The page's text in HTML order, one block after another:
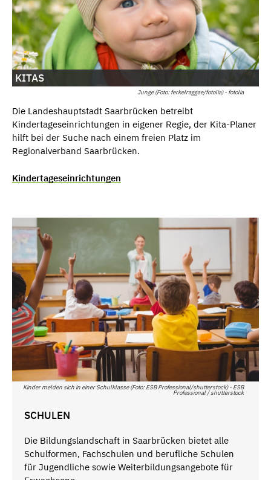
Junge (Foto: ferkelraggae/fotolia) - fotolia
KITAS
Die Landeshauptstadt Saarbrücken betreibt
Kindertageseinrichtungen in eigener Regie, der Kita-Planer
hilft bei der Suche nach einem freien Platz im
Regionalverband Saarbrücken.
Kindertageseinrichtungen
Kinder melden sich in einer Schulklasse (Foto: ESB Professional/shutterstock) - ESB
Professional / shutterstock
SCHULEN
Die Bildungslandschaft in Saarbrücken bietet alle
Schulformen, Fachschulen und berufliche Schulen
für Jugendliche sowie Weiterbildungsangebote für